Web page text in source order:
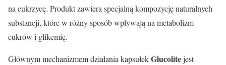
na cukrzycę. Produkt zawiera specjalną kompozycję naturalnych
substancji, które w różny sposób wpływają na metabolizm
cukrów i glikemię.
Głównym mechanizmem działania kapsułekGlucolitejest